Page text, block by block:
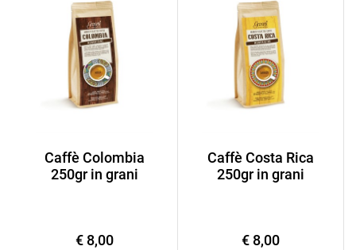
Caffè Colombia
250gr in grani
€ 8,00
Caffè Costa Rica
250gr in grani
€ 8,00